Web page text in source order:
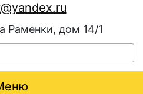
Раменки, дом 14/1